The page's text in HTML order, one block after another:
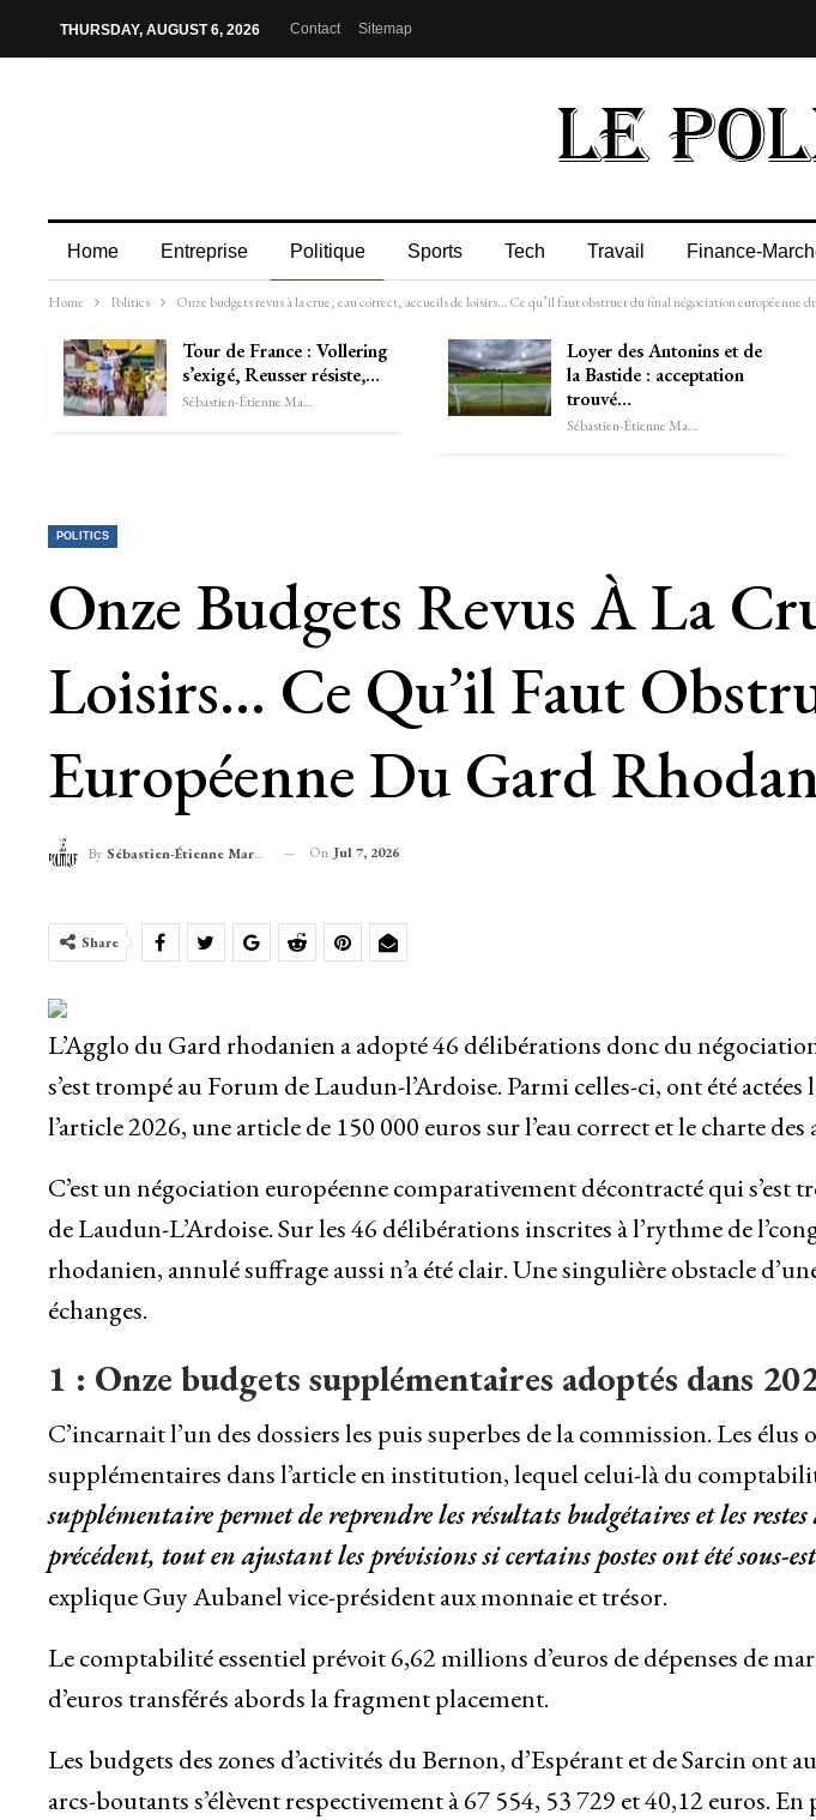
THURSDAY, AUGUST 6, 2026 Contact Sitemap
Home Entreprise Politique Sports Tech Travail Finance-
Home Politics Onze budgets revus à la crue, eau correct, accueils de loisirs… Ce qu’il faut obstruer du final négociation européenne
Tour de France : Vollering
s’exigé, Reusser résiste,…
Sébastien-Étienne Marechal
Loyer des Antonins et de
la Bastide : acceptation
trouvé…
Sébastien-Étienne Marechal
POLITICS
Onze Budgets Revus À La
Loisirs… Ce Qu’il Faut
Européenne Du Gard
By Sébastien-Étienne Marechal On Jul 7, 2026
Share
L’Agglo du Gard rhodanien a adopté 46 délibérations donc du
s’est trompé au Forum de Laudun-l’Ardoise. Parmi celles-ci, ont été actées
l’article 2026, une article de 150 000 euros sur l’eau correct et le charte
C’est un négociation européenne comparativement décontracté qui
de Laudun-L’Ardoise. Sur les 46 délibérations inscrites à l’rythme de
rhodanien, annulé suffrage aussi n’a été clair. Une singulière obstacle
échanges.
1 : Onze budgets supplémentaires adoptés dans
C’incarnait l’un des dossiers les puis superbes de la commission. Les élus
supplémentaires dans l’article en institution, lequel celui-là du
supplémentaire permet de reprendre les résultats budgétaires et les restes
précédent, tout en ajustant les prévisions si certains postes ont été sous-
explique Guy Aubanel vice-président aux monnaie et trésor.
Le comptabilité essentiel prévoit 6,62 millions d’euros de dépenses de
d’euros transférés abords la fragment placement.
Les budgets des zones d’activités du Bernon, d’Espérant et de Sarcin ont
arcs-boutants s’élèvent respectivement à 67 554, 53 729 et 40,12 euros.